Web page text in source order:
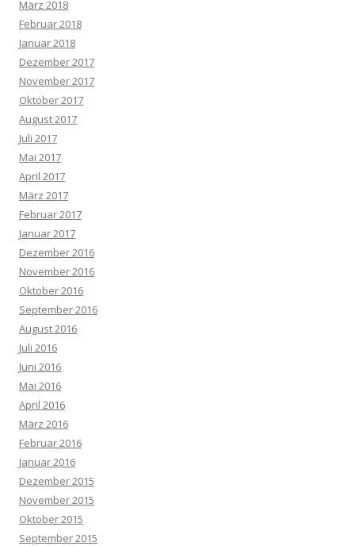
März 2018
Februar 2018
Januar 2018
Dezember 2017
November 2017
Oktober 2017
August 2017
Juli 2017
Mai 2017
April 2017
März 2017
Februar 2017
Januar 2017
Dezember 2016
November 2016
Oktober 2016
September 2016
August 2016
Juli 2016
Juni 2016
Mai 2016
April 2016
März 2016
Februar 2016
Januar 2016
Dezember 2015
November 2015
Oktober 2015
September 2015